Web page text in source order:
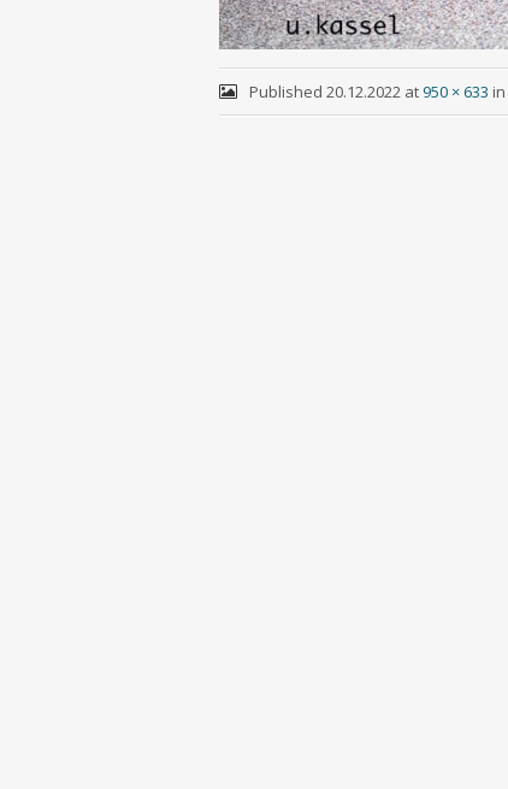
Published 20.12.2022at950 × 633 in